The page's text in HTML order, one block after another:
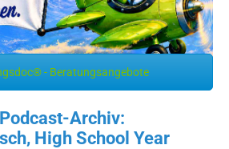
- Beratungsangebote
Archiv:
High School Year